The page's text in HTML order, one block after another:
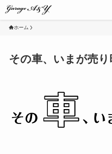
ホーム
その車、いまが売り